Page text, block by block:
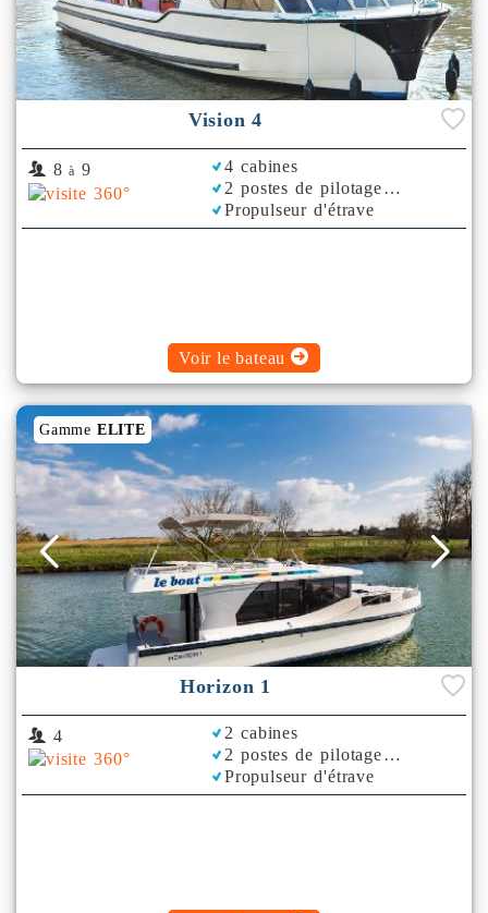
Vision 4
8 à 9
4 cabines
2 postes de pilotage
Propulseur d'étrave
Climatisation
Voir le bateau
Gamme ELITE
Horizon 1
4
2 cabines
2 postes de pilotage
Propulseur d'étrave
Rafraichisseur d'Air